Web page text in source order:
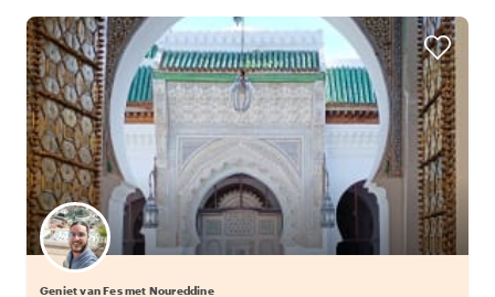
Geniet van Fes met Noureddine